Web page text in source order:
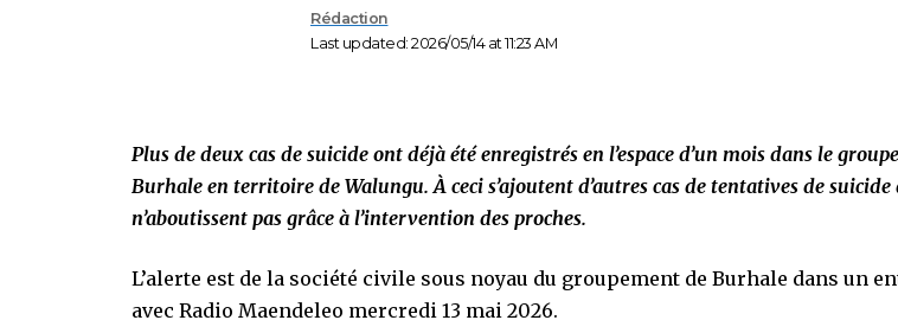
Last updated: 2026/05/14 at 11:23 AM
Rédaction
Plus de deux cas de suicide ont déjà été enregistrés en l’espace d’un mois dans le
Burhale en territoire de Walungu. À ceci s’ajoutent d’autres cas de tentatives de suicide
n’aboutissent pas grâce à l’intervention des proches.
L’alerte est de la société civile sous noyau du groupement de Burhale dans un
avec Radio Maendeleo mercredi 13 mai 2026.